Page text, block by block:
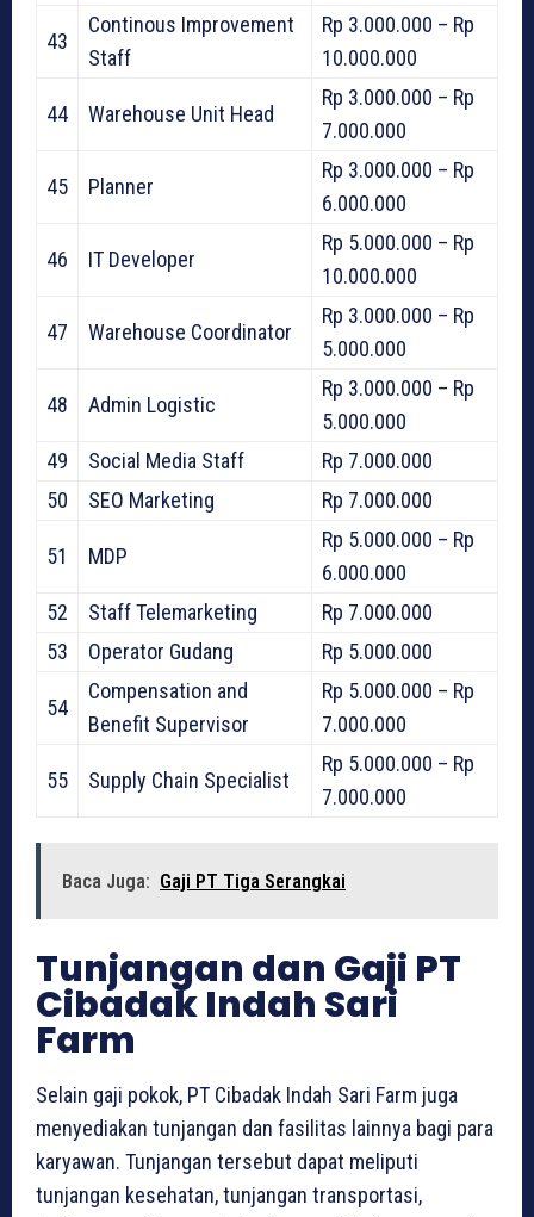
43
Continous Improvement
Staff
Rp 3.000.000 – Rp
10.000.000
44 Warehouse Unit Head
Rp 3.000.000 – Rp
7.000.000
45 Planner
Rp 3.000.000 – Rp
6.000.000
46 IT Developer
Rp 5.000.000 – Rp
10.000.000
47 Warehouse Coordinator
Rp 3.000.000 – Rp
5.000.000
48 Admin Logistic
Rp 3.000.000 – Rp
5.000.000
49
Social Media Staff
Rp 7.000.000
50
SEO Marketing Rp 7.000.000
51 MDP
Rp 5.000.000 – Rp
6.000.000
52
Staff Telemarketing
Rp 7.000.000
53
Operator Gudang Rp 5.000.000
54
Compensation and
Benefit Supervisor
Rp 5.000.000 – Rp
7.000.000
55 Supply Chain Specialist
Rp 5.000.000 – Rp
7.000.000
Baca Juga: Gaji PT Tiga Serangkai
Tunjangan dan Gaji PT
Cibadak Indah Sari
Farm
Selain gaji pokok, PT Cibadak Indah Sari Farm juga
menyediakan tunjangan dan fasilitas lainnya bagi para
karyawan. Tunjangan tersebut dapat meliputi
tunjangan kesehatan, tunjangan transportasi,